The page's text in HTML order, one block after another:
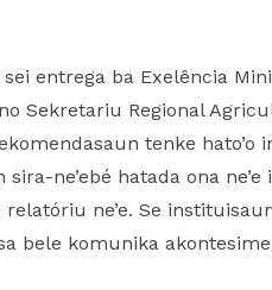
sei entrega ba Exelência
Sekretariu Regional
tenke hato’o
ne’ebé hatada ona
ne’e. Se
bele komunika